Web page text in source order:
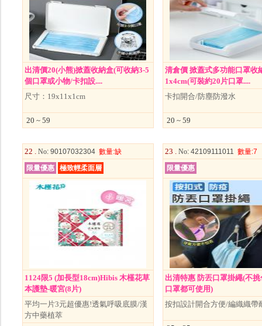
出清價20(小熊)掀蓋收納盒(可收納3-5
個口罩或小物/卡扣設....
尺寸：19x11x1cm
20 ~ 59
清倉價 掀蓋式多功能口罩收
1x4cm(可裝約20片口罩....
卡扣開合/防塵防潑水
20 ~ 59
22 . No: 90107032304 數量:缺
限量優惠
極致輕柔面層
1124限5 (加長型18cm)Hibis 木槿花草
本護墊-暖宮(8片)
平均一片3元超優惠!透氣呼吸底膜/漢
方中藥植萃
23 . No: 42109111011 數量:7
限量優惠
出清特惠 防丟口罩掛繩(不挑
口罩都可使用)
按扣設計開合方便/編織織帶